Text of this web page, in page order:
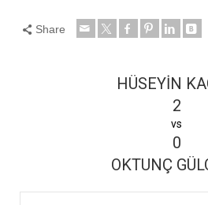
Share
HÜSEYİN
2
vs
0
OKTUNÇ